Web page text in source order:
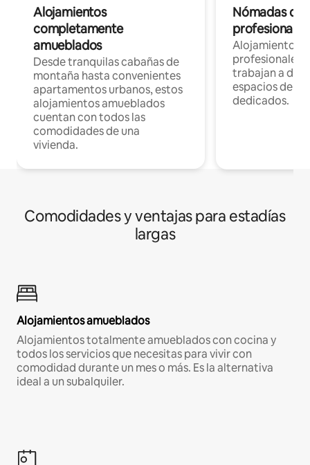
Alojamientos
completamente
amueblados
Desde tranquilas cabañas de
montaña hasta convenientes
apartamentos urbanos, estos
alojamientos amueblados
cuentan con todos las
comodidades de una
vivienda.
Nómadas
Alojamientos
profesionales
trabajan a
espacios de
dedicados.
Comodidades y ventajas para estadías
largas
Alojamientos amueblados
Alojamientos totalmente amueblados con cocina y
todos los servicios que necesitas para vivir con
comodidad durante un mes o más. Es la alternativa
ideal a un subalquiler.